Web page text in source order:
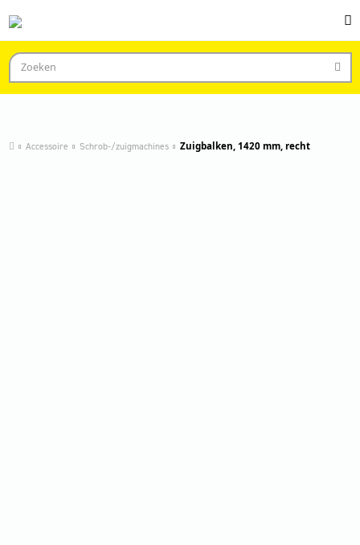
Accessoire Schrob-/zuigmachines Zuigbalken, 1420 mm, recht